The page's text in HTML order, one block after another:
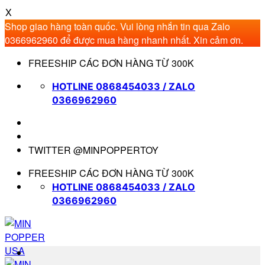
X
Shop giao hàng toàn quốc. Vui lòng nhắn tin qua Zalo
0366962960 để được mua hàng nhanh nhất. Xin cảm ơn.
qua
FREESHIP CÁC ĐƠN HÀNG TỪ 300K
HOTLINE 0868454033 / ZALO
0366962960
TWITTER @MINPOPPERTOY
FREESHIP CÁC ĐƠN HÀNG TỪ 300K
HOTLINE 0868454033 / ZALO
0366962960